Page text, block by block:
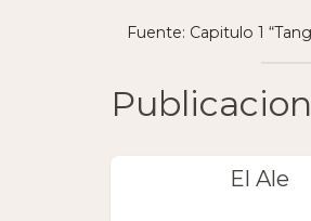
Fuente: Capitulo 1
El Ale